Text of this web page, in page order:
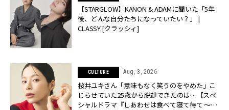
【STARGLOW】KANON & ADAMに聞いた「5年
後、どんな自分たちになっていたい？」 |
CLASSY.[クラッシィ]
CULTURE Aug, 3, 2026
桜井ユキさん「意味もなく笑うのをやめた」こ
じらせていた25歳から脱却できたのは…【スペ
シャルドラマ『しあわせは食べて寝て待て ～早